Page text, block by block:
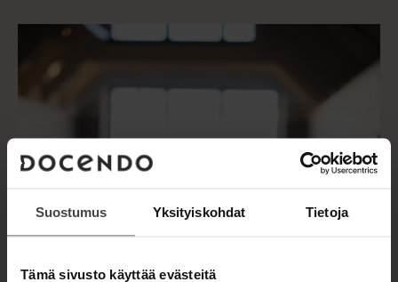
Suostumus Yksityiskohdat Tietoja
Tämä sivusto käyttää evästeitä